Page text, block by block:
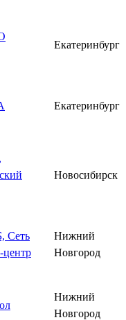
Екатеринбург
Екатеринбург
Новосибирск
Сеть
центр
Нижний
Новгород
Нижний
Новгород